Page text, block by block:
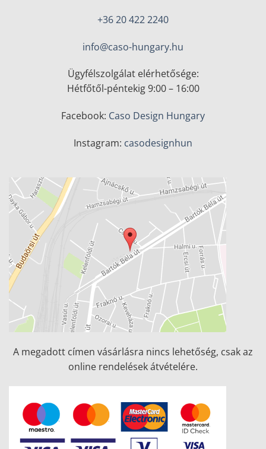
+36 20 422 2240
info@caso-hungary.hu
Ügyfélszolgálat elérhetősége:
Hétfőtől-péntekig 9:00 – 16:00
Facebook: Caso Design Hungary
Instagram: casodesignhun
A megadott címen vásárlásra nincs lehetőség, csak az
online rendelések átvételére.